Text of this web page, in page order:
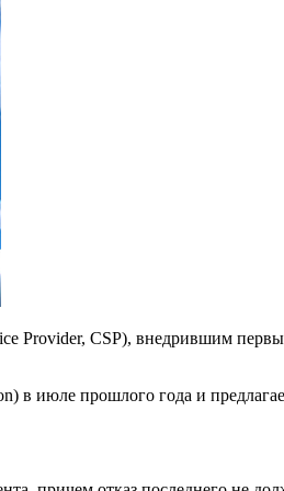
Provider, CSP), внедрившим
в июле прошлого года и